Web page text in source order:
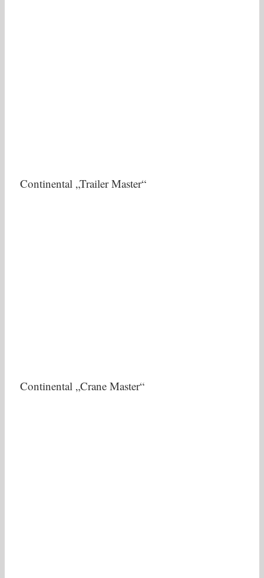
Continental „Trailer Master“
Continental „Crane Master“